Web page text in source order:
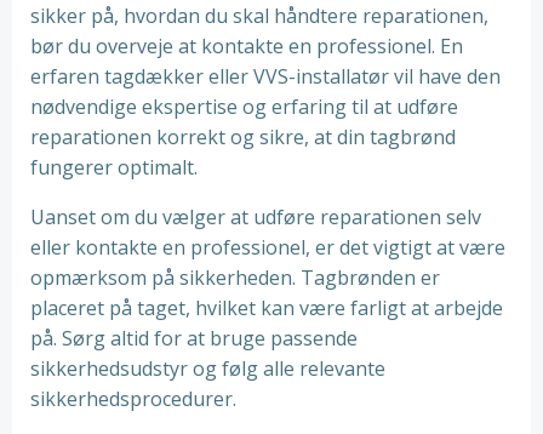
sikker på, hvordan du skal håndtere reparationen,
bør du overveje at kontakte en professionel. En
erfaren tagdækker eller VVS-installatør vil have den
nødvendige ekspertise og erfaring til at udføre
reparationen korrekt og sikre, at din tagbrønd
fungerer optimalt.
Uanset om du vælger at udføre reparationen selv
eller kontakte en professionel, er det vigtigt at være
opmærksom på sikkerheden. Tagbrønden er
placeret på taget, hvilket kan være farligt at arbejde
på. Sørg altid for at bruge passende
sikkerhedsudstyr og følg alle relevante
sikkerhedsprocedurer.